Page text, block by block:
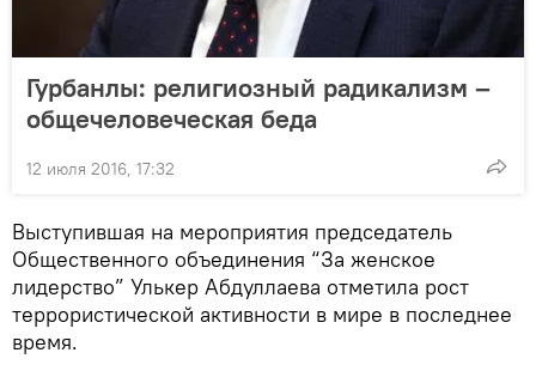
Гурбанлы: религиозный радикализм –
общечеловеческая беда
12 июля 2016, 17:32
Выступившая на мероприятия председатель
Общественного объединения “За женское
лидерство” Улькер Абдуллаева отметила рост
террористической активности в мире в последнее
время.